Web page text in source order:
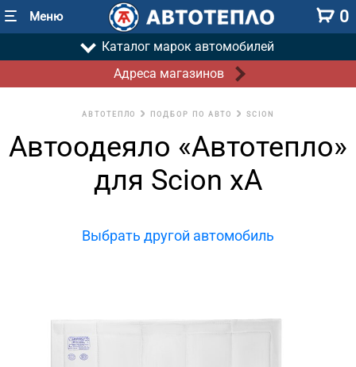
Меню 0
Каталог марок автомобилей
Адреса магазинов
АВТОТЕПЛО ПОДБОР ПО АВТО SCION
Автоодеяло «Автотепло»
для Scion xA
Выбрать другой автомобиль